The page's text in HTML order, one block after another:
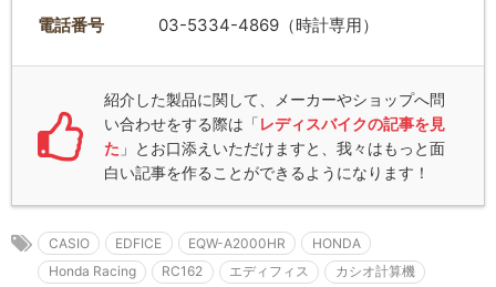
電話番号
03-5334-4869（時計専用）
紹介した製品に関して、メーカーやショップへ問
い合わせをする際は「 レディスバイクの記事を見
た 」とお口添えいただけますと、我々はもっと面
白い記事を作ることができるようになります！
CASIO EDFICE EQW-A2000HR
HONDA
Honda Racing
RC162 エディフィス
カシオ計算機